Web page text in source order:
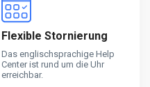
Flexible Stornierung
Das englischsprachige Help
Center ist rund um die Uhr
erreichbar.